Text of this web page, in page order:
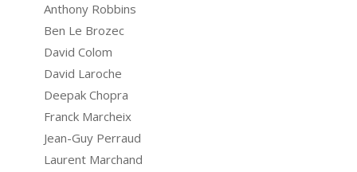
Anthony Robbins
Ben Le Brozec
David Colom
David Laroche
Deepak Chopra
Franck Marcheix
Jean-Guy Perraud
Laurent Marchand